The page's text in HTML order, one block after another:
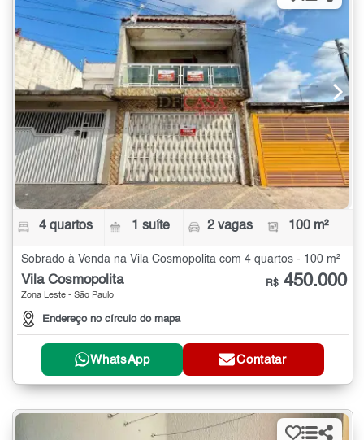
4 quartos 1 suíte 2 vagas 100 m²
Sobrado à Venda na Vila Cosmopolita com 4 quartos - 100 m²
Vila Cosmopolita
Zona Leste - São Paulo
Endereço no círculo do mapa
R$ 450.000
WhatsApp Contatar